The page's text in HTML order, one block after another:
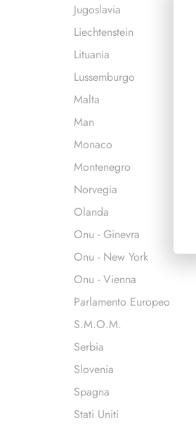
Jugoslavia
Liechtenstein
Lituania
Lussemburgo
Malta
Man
Monaco
Montenegro
Norvegia
Olanda
Onu - Ginevra
Onu - New York
Onu - Vienna
Parlamento Europeo
S.M.O.M.
Serbia
Slovenia
Spagna
Stati Uniti